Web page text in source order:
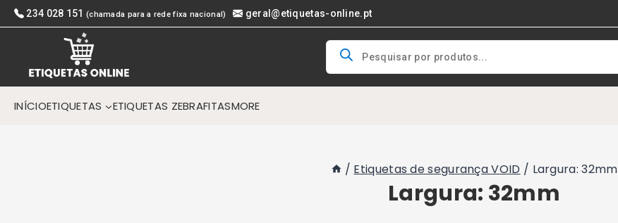
Skip
to
234 028 151 (chamada para a rede fixa nacional) geral@etiquetas-online.pt
Products
search
INÍCIOETIQUETAS ETIQUETAS ZEBRAFITASMORE
/ Etiquetas de segurança VOID / Largura: 32mm
Largura: 32mm